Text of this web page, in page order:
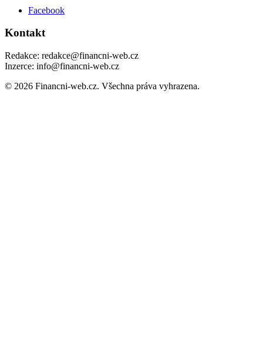
Facebook
Kontakt
Redakce: redakce@financni-web.cz
Inzerce: info@financni-web.cz
© 2026 Financni-web.cz. Všechna práva vyhrazena.